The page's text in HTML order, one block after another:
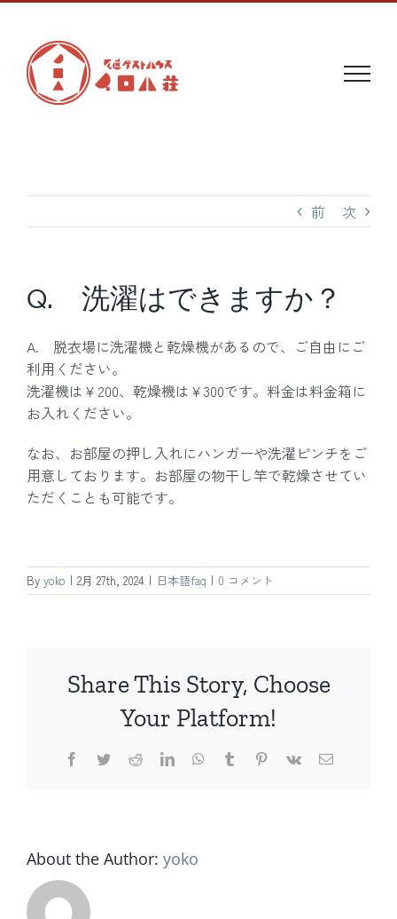
Skip
content
前 次
Q. 洗濯はできますか？
A. 脱衣場に洗濯機と乾燥機があるので、ご自由にご
利用ください。
洗濯機は￥200、乾燥機は¥300です。料金は料金箱に
お入れください。
なお、お部屋の押し入れにハンガーや洗濯ピンチをご
用意しております。お部屋の物干し竿で乾燥させてい
ただくことも可能です。
By yoko | 2月 27th, 2024 | 日本語faq | 0 コメント
Share This Story, Choose
Your Platform!
Facebook
TwitterRedditLinkedInWhatsApp
TumblrPinterest
Vk
電
About the Author: yoko